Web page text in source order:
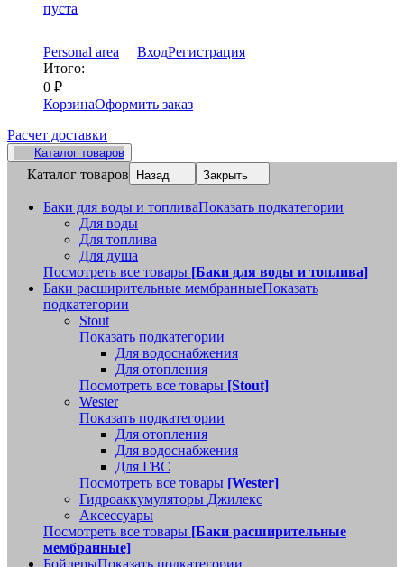
пуста
Personal area ВходРегистрация
Итого:
0 ₽
КорзинаОформить заказ
Расчет доставки
Каталог товаров
Каталог товаров Назад Закрыть
Баки для воды и топливаПоказать подкатегории
Для воды
Для топлива
Для душа
Посмотреть все товары [Баки для воды и топлива]
Баки расширительные мембранныеПоказать
подкатегории
Stout
Показать подкатегории
Для водоснабжения
Для отопления
Посмотреть все товары [Stout]
Wester
Показать подкатегории
Для отопления
Для водоснабжения
Для ГВС
Посмотреть все товары [Wester]
Гидроаккумуляторы Джилекс
Аксессуары
Посмотреть все товары [Баки расширительные
мембранные]
БойлерыПоказать подкатегории